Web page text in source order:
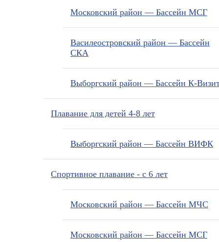
Московский район — Бассейн МСГ
Василеостровский район — Бассейн
СКА
Выборгский район — Бассейн К-
Плавание для детей 4-8 лет
Выборгский район — Бассейн ВИФК
Спортивное плавание - с 6 лет
Московский район — Бассейн МЧС
Московский район — Бассейн МСГ